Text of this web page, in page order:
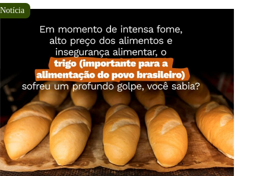
Alimentar
e